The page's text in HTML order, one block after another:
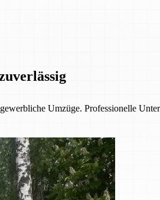
Umzüge. Professionelle